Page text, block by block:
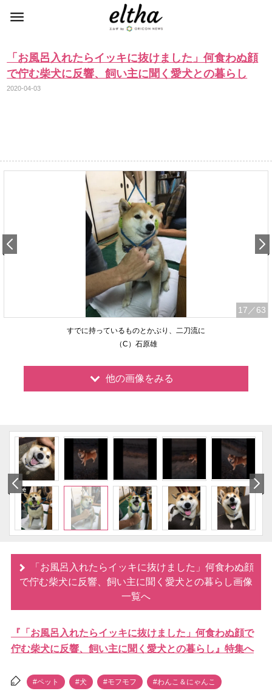
「お風呂入れたらイッキに抜けました」何食わぬ顔
で佇む柴犬に反響、飼い主に聞く愛犬との暮らし
2020-04-03
17 ／63
すでに持っているものとかぶり、二刀流に
（C）石原雄
他の画像をみる
「お風呂入れたらイッキに抜けました」何食わぬ顔
で佇む柴犬に反響、飼い主に聞く愛犬との暮らし画像
一覧へ
『「お風呂入れたらイッキに抜けました」何食わぬ顔で
佇む柴犬に反響、飼い主に聞く愛犬との暮らし』特集へ
#ペット #犬 #モフモフ #わんこ＆にゃんこ